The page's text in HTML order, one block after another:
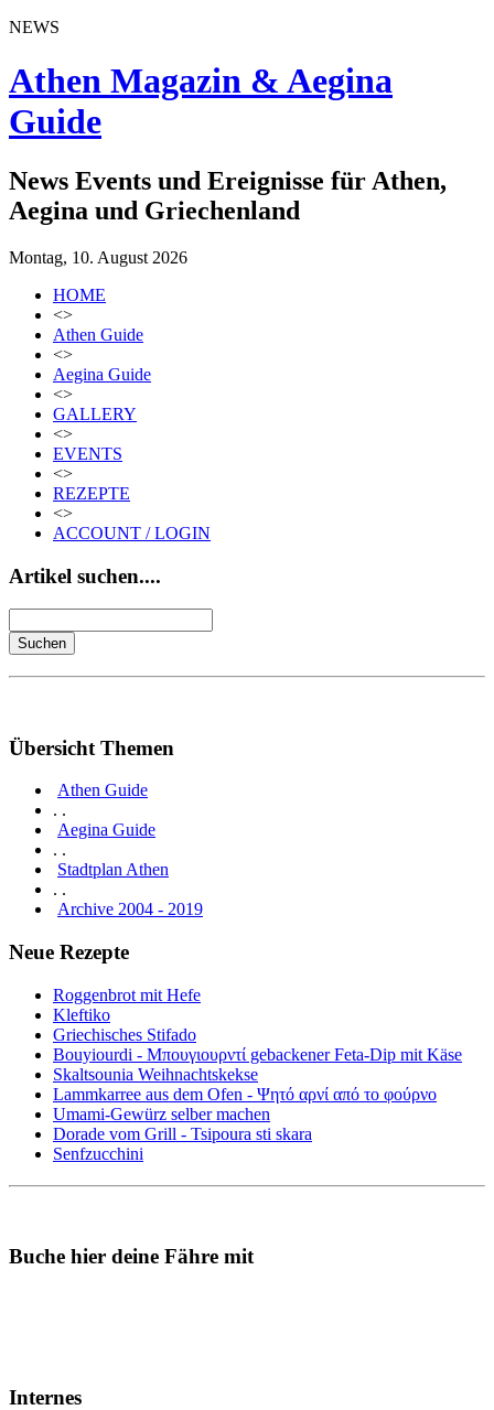
NEWS
Athen Magazin & Aegina
Guide
News Events und Ereignisse für Athen,
Aegina und Griechenland
Montag, 10. August 2026
HOME
<>
Athen Guide
<>
Aegina Guide
<>
GALLERY
<>
EVENTS
<>
REZEPTE
<>
ACCOUNT / LOGIN
Artikel suchen....
Übersicht Themen
Athen Guide
. .
Aegina Guide
. .
Stadtplan Athen
. .
Archive 2004 - 2019
Neue Rezepte
Roggenbrot mit Hefe
Kleftiko
Griechisches Stifado
Bouyiourdi - Μπουγιουρντί gebackener Feta-Dip mit Käse
Skaltsounia Weihnachtskekse
Lammkarree aus dem Ofen - Ψητό αρνί από το φούρνο
Umami-Gewürz selber machen
Dorade vom Grill - Tsipoura sti skara
Senfzucchini
Buche hier deine Fähre mit
Internes